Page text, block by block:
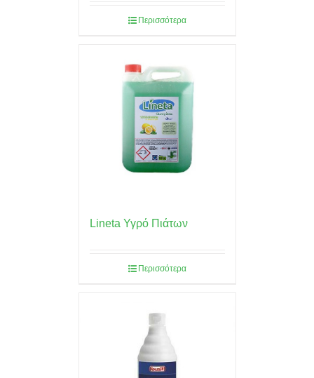
Περισσότερα
Lineta Υγρό Πιάτων
Περισσότερα